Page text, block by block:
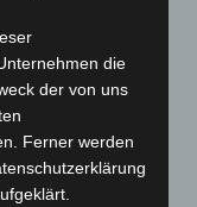
Nenndorf
350.000
2026 bringt
Bühne
die
der von uns
Ferner werden